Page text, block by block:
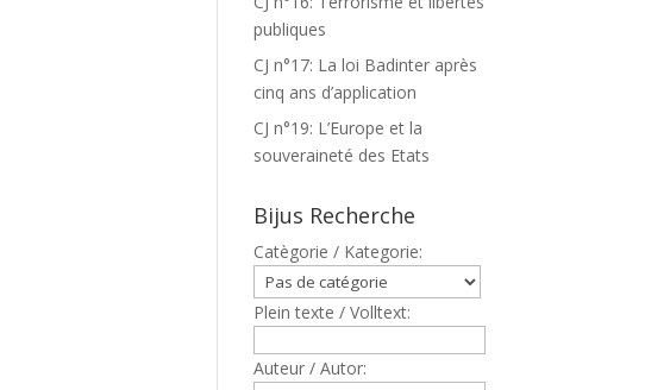
publiques
CJ n°17: La loi Badinter après
cinq ans d’application
CJ n°19: L’Europe et la
souveraineté des Etats
Bijus Recherche
Catègorie / Kategorie:
Plein texte / Volltext:
Auteur / Autor: